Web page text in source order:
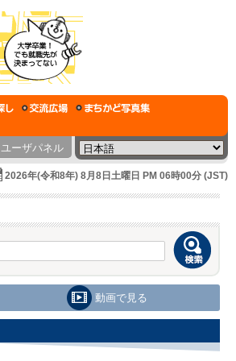
ユーザパネル
2026年(令和8年) 8月8日土曜日 PM 06時00分 (JST)
動画で見る